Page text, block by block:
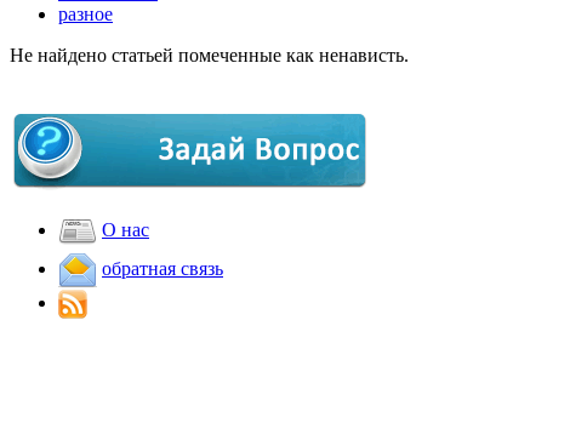
разное
Не найдено статьей помеченные как ненависть.
О нас
обратная связь